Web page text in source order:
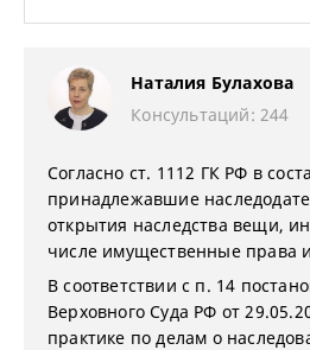
Наталия Булахова
Консультаций: 244
Согласно ст. 1112 ГК РФ в
принадлежавшие
открытия наследства вещи,
числе имущественные права
В соответствии с п. 14
Верховного Суда РФ от
практике по делам о